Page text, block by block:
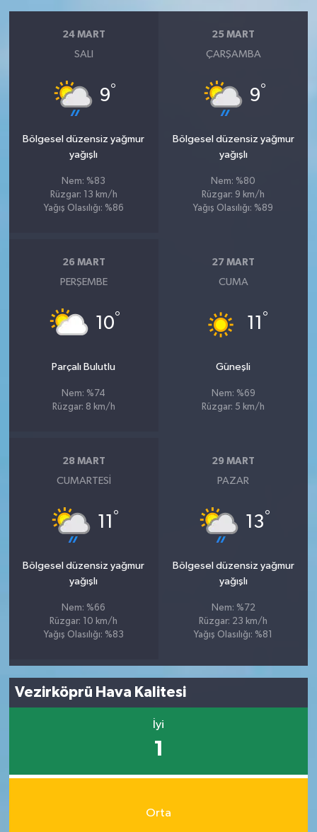
24 MART
SALI
9°
Bölgesel düzensiz yağmur
yağışlı
Nem: %83
Rüzgar: 13 km/h
Yağış Olasılığı: %86
25 MART
ÇARŞAMBA
9°
Bölgesel düzensiz yağmur
yağışlı
Nem: %80
Rüzgar: 9 km/h
Yağış Olasılığı: %89
26 MART
PERŞEMBE
10°
Parçalı Bulutlu
Nem: %74
Rüzgar: 8 km/h
27 MART
CUMA
11 °
Güneşli
Nem: %69
Rüzgar: 5 km/h
28 MART
CUMARTESI
11 °
Bölgesel düzensiz yağmur
yağışlı
Nem: %66
Rüzgar: 10 km/h
Yağış Olasılığı: %83
29 MART
PAZAR
13°
Bölgesel düzensiz yağmur
yağışlı
Nem: %72
Rüzgar: 23 km/h
Yağış Olasılığı: %81
Vezirköprü Hava Kalitesi
İyi
1
Orta